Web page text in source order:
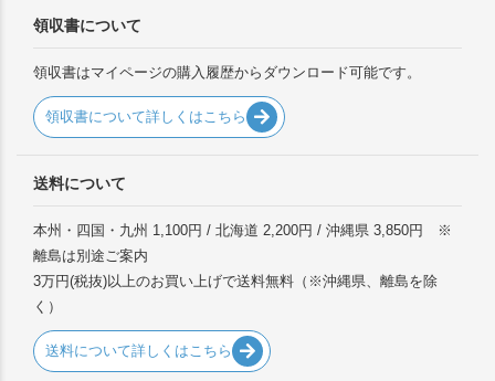
領収書について
領収書はマイページの購入履歴からダウンロード可能です。
領収書について詳しくはこちら
送料について
本州・四国・九州 1,100円 / 北海道 2,200円 / 沖縄県 3,850円 ※
離島は別途ご案内
3万円(税抜)以上のお買い上げで送料無料（※沖縄県、離島を除
く）
送料について詳しくはこちら